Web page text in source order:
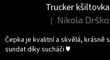
Trucker
Hodnocení produktu
| Nikola
Čepka je kvalitní a skvělá, krásně
sundat díky sucháči ♥️